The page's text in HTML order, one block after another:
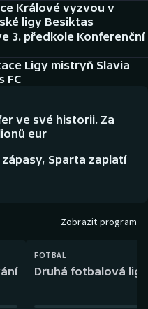
Králové vyzvou v
ligy Besiktas
3. předkole Konferenční
Ligy mistryň Slavia
FC
ve své historii. Za
eur
Sparta zaplatí
Zobrazit program
FOTBAL
Druhá fotbalová